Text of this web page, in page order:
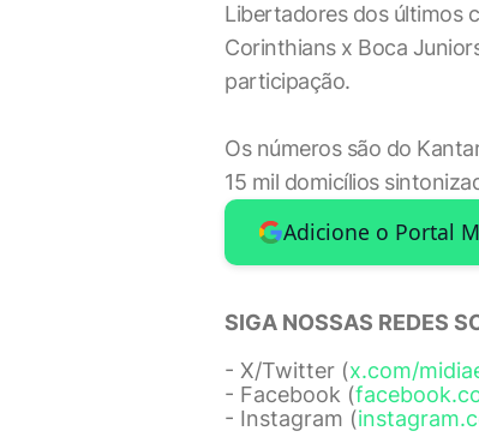
Libertadores dos últimos
Corinthians x Boca
participação.
Os números são do
15 mil domicílios
Adicione o Portal
SIGA NOSSAS REDES
- X/Twitter (x.com/
- Facebook (
- Instagram (